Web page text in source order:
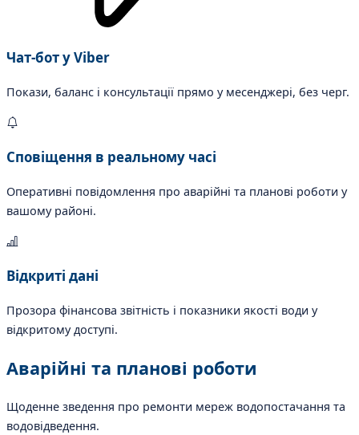
Чат-бот у Viber
Покази, баланс і консультації прямо у месенджері, без черг.
Сповіщення в реальному часі
Оперативні повідомлення про аварійні та планові роботи у
вашому районі.
Відкриті дані
Прозора фінансова звітність і показники якості води у
відкритому доступі.
Аварійні та планові роботи
Щоденне зведення про ремонти мереж водопостачання та
водовідведення.